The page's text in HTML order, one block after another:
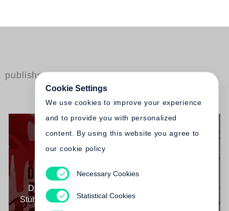
published by Steidl
Edna O'Brien
Die kleinen roten
Stühle (Steidl Pocket)
Cookie Settings
We use cookies to improve your experience
and to provide you with personalized
content. By using this website you agree to
our cookie policy
Necessary Cookies
Statistical Cookies